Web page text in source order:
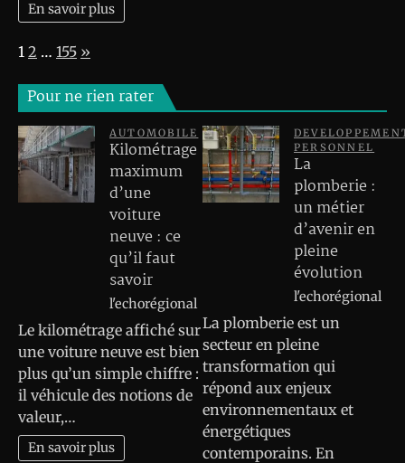
En savoir plus
Page:
1 2 … 155 Next
»
Pour ne rien rater
AUTOMOBILE
Kilométrage
maximum
d’une
voiture
neuve : ce
qu’il faut
savoir
l'echorégional
Le kilométrage affiché sur
une voiture neuve est bien
plus qu’un simple chiffre :
il véhicule des notions de
valeur,…
En savoir plus
PERSONNEL
La
plomberie :
un métier
d’avenir en
pleine
évolution
l'echorégional
La plomberie est un
secteur en pleine
transformation qui
répond aux enjeux
environnementaux et
énergétiques
contemporains. En